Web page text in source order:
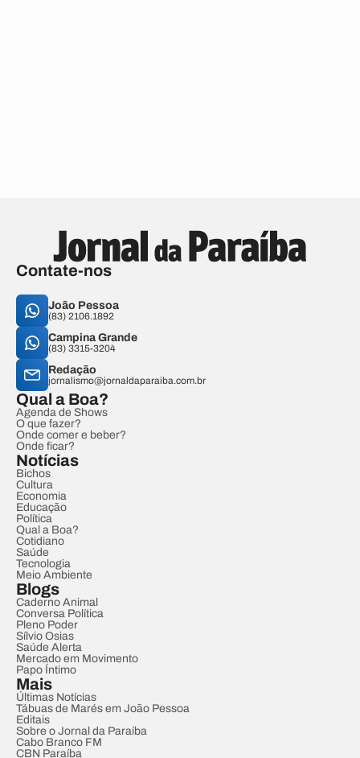
Contate-nos
João Pessoa
(83) 2106.1892
Campina Grande
(83) 3315-3204
Redação
jornalismo@jornaldaparaiba.com.br
Qual a Boa?
Agenda de Shows
O que fazer?
Onde comer e beber?
Onde ficar?
Notícias
Bichos
Cultura
Economia
Educação
Política
Qual a Boa?
Cotidiano
Saúde
Tecnologia
Meio Ambiente
Blogs
Caderno Animal
Conversa Política
Pleno Poder
Sílvio Osias
Saúde Alerta
Mercado em Movimento
Papo Íntimo
Mais
Últimas Notícias
Tábuas de Marés em João Pessoa
Editais
Sobre o Jornal da Paraíba
Cabo Branco FM
CBN Paraíba